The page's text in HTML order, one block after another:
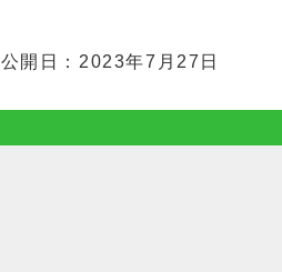
公開日：2023年7月27日